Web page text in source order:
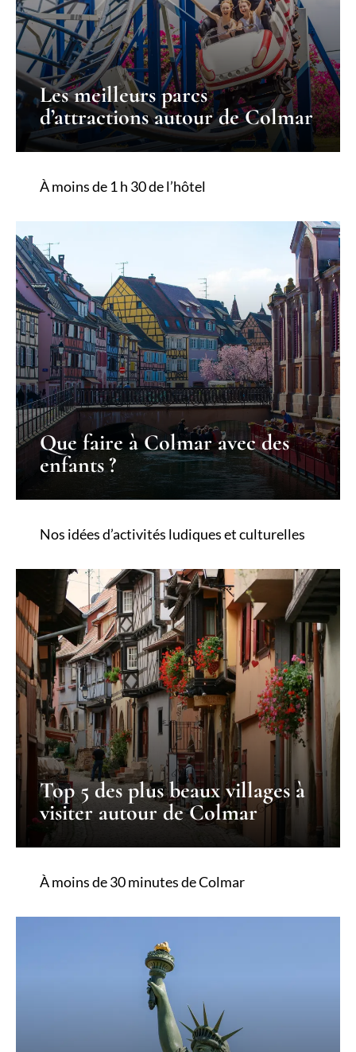
Les meilleurs parcs
d’attractions autour de Colmar
À moins de 1 h 30 de l’hôtel
Que faire à Colmar avec des
enfants ?
Nos idées d’activités ludiques et culturelles
Top 5 des plus beaux villages à
visiter autour de Colmar
À moins de 30 minutes de Colmar